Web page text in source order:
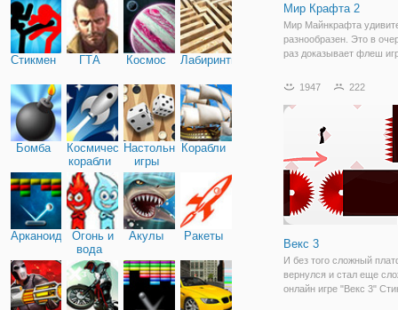
Стикмен ГТА Космос Лабиринты
Бомба
Космические
корабли
Настольные
игры
Корабли
Арканоид
Огонь и
вода
Акулы Ракеты
Мир Крафта 2
Мир Майнкрафта
разнообразен. Это в
раз доказывает флеш
отправляемся
вы окажетесь в
серых блоков. В
1947 222
Векс 3
И без того сложный
вернулся и стал еще
онлайн игре "Векс 3"